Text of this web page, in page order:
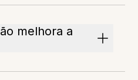
melhora a